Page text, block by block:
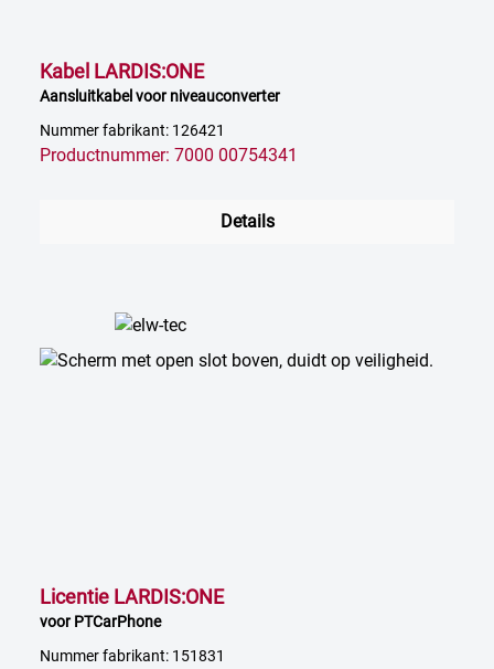
Kabel LARDIS:ONE
Aansluitkabel voor niveauconverter
Nummer fabrikant: 126421
Productnummer: 7000 00754341
Details
Licentie LARDIS:ONE
voor PTCarPhone
Nummer fabrikant: 151831